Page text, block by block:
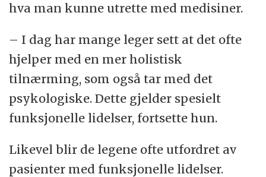
hva man kunne utrette med medisiner.
– I dag har mange leger sett at det ofte
hjelper med en mer holistisk
tilnærming, som også tar med det
psykologiske. Dette gjelder spesielt
funksjonelle lidelser, fortsette hun.
Likevel blir de legene ofte utfordret av
pasienter med funksjonelle lidelser.